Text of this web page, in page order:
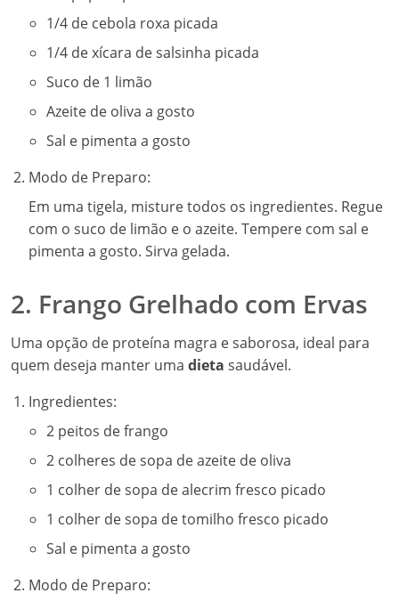
1/4 de cebola roxa picada
1/4 de xícara de salsinha picada
Suco de 1 limão
Azeite de oliva a gosto
Sal e pimenta a gosto
Modo de Preparo:
Em uma tigela, misture todos os ingredientes. Regue
com o suco de limão e o azeite. Tempere com sal e
pimenta a gosto. Sirva gelada.
2. Frango Grelhado com Ervas
Uma opção de proteína magra e saborosa, ideal para
quem deseja manter uma dieta saudável.
Ingredientes:
2 peitos de frango
2 colheres de sopa de azeite de oliva
1 colher de sopa de alecrim fresco picado
1 colher de sopa de tomilho fresco picado
Sal e pimenta a gosto
Modo de Preparo: